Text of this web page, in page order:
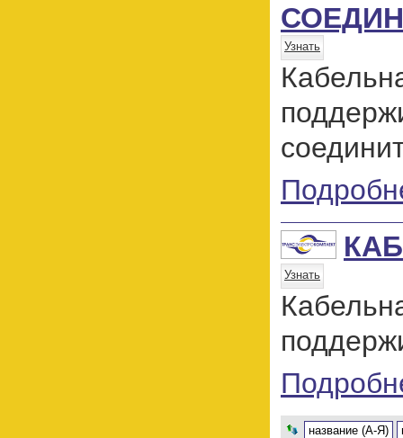
Узнать
Узнать
название (А-Я)